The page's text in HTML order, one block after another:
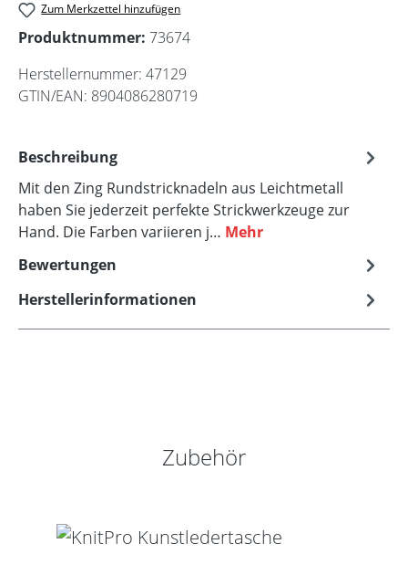
Zum Merkzettel hinzufügen
Produktnummer: 73674
Herstellernummer: 47129
GTIN/EAN: 8904086280719
Beschreibung
Mit den Zing Rundstricknadeln aus Leichtmetall
haben Sie jederzeit perfekte Strickwerkzeuge zur
Hand. Die Farben variieren j… Mehr
Bewertungen
Herstellerinformationen
Produktgalerie überspringen
Zubehör